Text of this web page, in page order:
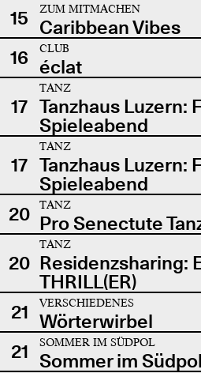
15
ZUM MITMACHEN
Caribbean Vibes
16
CLUB
éclat
17
TANZ
Tanzhaus Luzern:
Spieleabend
17
TANZ
Tanzhaus Luzern:
Spieleabend
20
TANZ
Pro Senectute
20
TANZ
Residenzsharing:
THRILL(ER)
21
VERSCHIEDENES
Wörterwirbel
21
SOMMER IM SÜDPOL
Sommer im